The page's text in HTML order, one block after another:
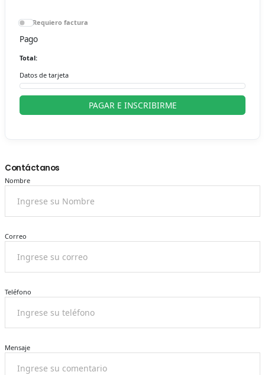
Requiero factura
Pago
Total:
Datos de tarjeta
PAGAR E INSCRIBIRME
Contáctanos
Nombre
Correo
Teléfono
Mensaje